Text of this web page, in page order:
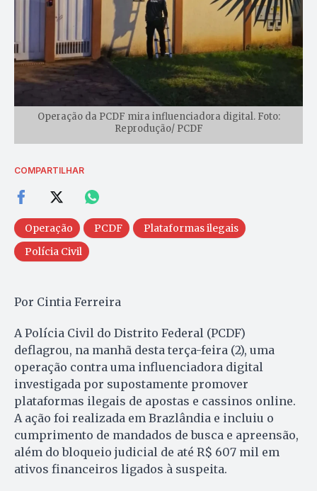
Operação da PCDF mira influenciadora digital. Foto:
Reprodução/ PCDF
COMPARTILHAR
Operação PCDF
Plataformas ilegais
Polícia Civil
Por Cintia Ferreira
A Polícia Civil do Distrito Federal (PCDF)
deflagrou, na manhã desta terça-feira (2), uma
operação contra uma influenciadora digital
investigada por supostamente promover
plataformas ilegais de apostas e cassinos online.
A ação foi realizada em Brazlândia e incluiu o
cumprimento de mandados de busca e apreensão,
além do bloqueio judicial de até R$ 607 mil em
ativos financeiros ligados à suspeita.